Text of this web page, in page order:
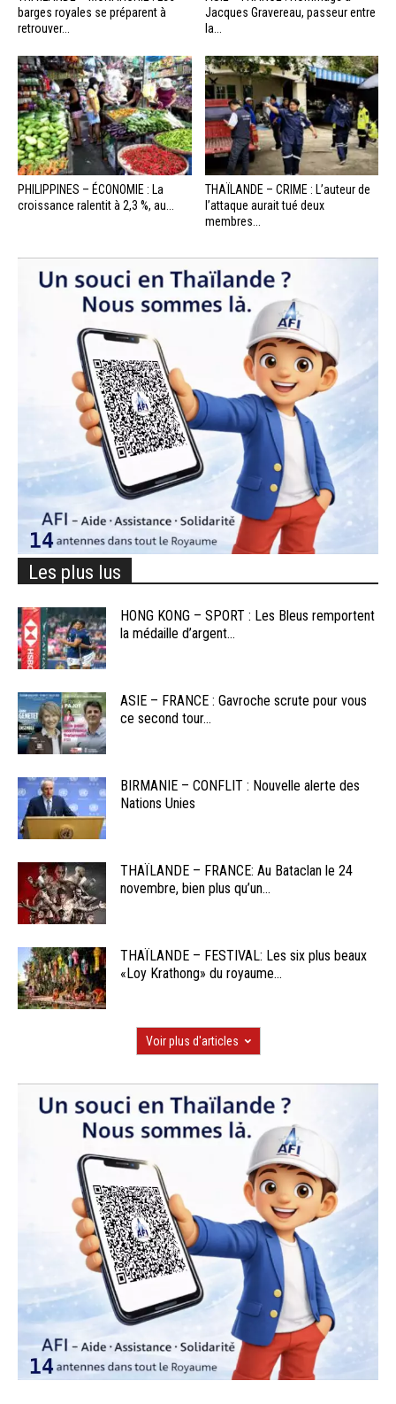
barges royales se préparent à
retrouver...
Jacques Gravereau, passeur entre
la...
PHILIPPINES – ÉCONOMIE : La
croissance ralentit à 2,3 %, au...
THAÏLANDE – CRIME : L’auteur de
l’attaque aurait tué deux
membres...
Les plus lus
HONG KONG – SPORT : Les Bleus remportent
la médaille d’argent...
ASIE – FRANCE : Gavroche scrute pour vous
ce second tour...
BIRMANIE – CONFLIT : Nouvelle alerte des
Nations Unies
THAÏLANDE – FRANCE: Au Bataclan le 24
novembre, bien plus qu’un...
THAÏLANDE – FESTIVAL: Les six plus beaux
«Loy Krathong» du royaume...
Voir plus d'articles